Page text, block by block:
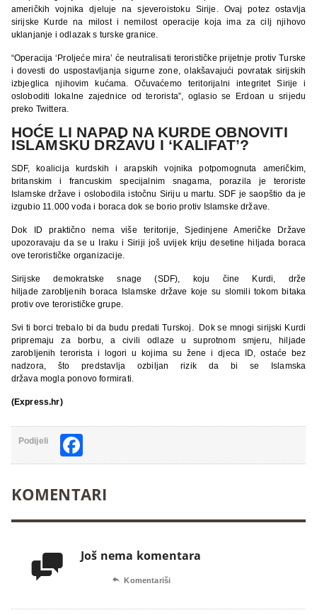
američkih vojnika djeluje na sjeveroistoku Sirije. Ovaj potez ostavlja
sirijske Kurde na milost i nemilost operacije koja ima za cilj njihovo
uklanjanje i odlazak s turske granice.
“Operacija ‘Proljeće mira’ će neutralisati terorističke prijetnje protiv Turske
i dovesti do uspostavljanja sigurne zone, olakšavajući povratak sirijskih
izbjeglica njihovim kućama. Očuvaćemo teritorijalni integritet Sirije i
osloboditi lokalne zajednice od terorista”, oglasio se Erdoan u srijedu
preko Twittera.
HOĆE LI NAPAD NA KURDE OBNOVITI
ISLAMSKU DRŽAVU I ‘KALIFAT’?
SDF, koalicija kurdskih i arapskih vojnika potpomognuta američkim,
britanskim i francuskim specijalnim snagama, porazila je teroriste
Islamske države i oslobodila istočnu Siriju u martu. SDF je saopštio da je
izgubio 11.000 vođa i boraca dok se borio protiv Islamske države.
Dok ID praktično nema više teritorije, Sjedinjene Američke Države
upozoravaju da se u Iraku i Siriji još uvijek kriju desetine hiljada boraca
ove terorističke organizacije.
Sirijske demokratske snage (SDF), koju čine Kurdi, drže
hiljade zarobljenih boraca Islamske države koje su slomili tokom bitaka
protiv ove terorističke grupe.
Svi ti borci trebalo bi da budu predati Turskoj. Dok se mnogi sirijski Kurdi
pripremaju za borbu, a civili odlaze u suprotnom smjeru, hiljade
zarobljenih terorista i logori u kojima su žene i djeca ID, ostaće bez
nadzora, što predstavlja ozbiljan rizik da bi se Islamska
država mogla ponovo formirati.
(Express.hr)
Podijeli
KOMENTARI
 Još nema komentara
 Komentariši